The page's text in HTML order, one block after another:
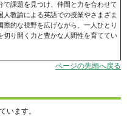
課題を見つけ、仲間と力を合わせて
教諭による英語での授業やさまざま
的な視野を広げながら、一人ひとり
り開く力と豊かな人間性を育ててい
ページの先頭へ戻る
います。